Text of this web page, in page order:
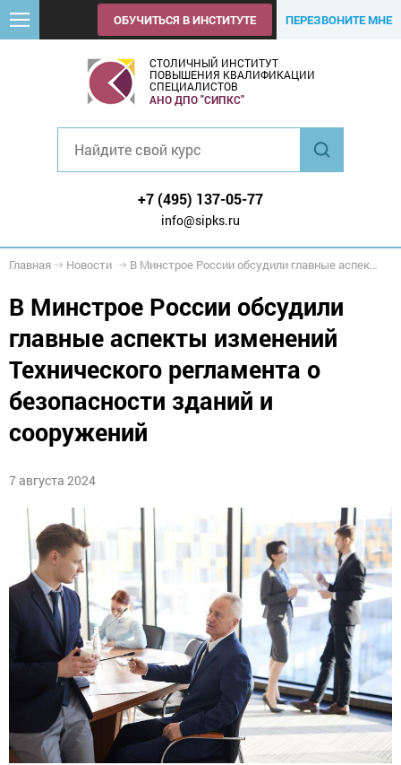
ОБУЧИТЬСЯ В ИНСТИТУТЕ ПЕРЕЗВОНИТЕ МНЕ
СТОЛИЧНЫЙ ИНСТИТУТ
ПОВЫШЕНИЯ КВАЛИФИКАЦИИ
СПЕЦИАЛИСТОВ
АНО ДПО "СИПКС"
+7 (495) 137-05-77
info@sipks.ru
Главная Новости В Минстрое России обсудили главные аспекты изменений Технического регламента о безопасности зданий и сооружений
В Минстрое России обсудили
главные аспекты изменений
Технического регламента о
безопасности зданий и
сооружений
7 августа 2024